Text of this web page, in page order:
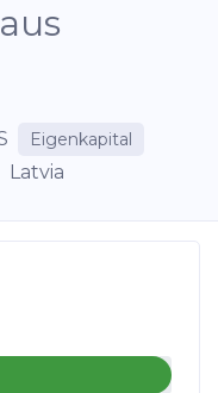
Eigenkapital
Latvia